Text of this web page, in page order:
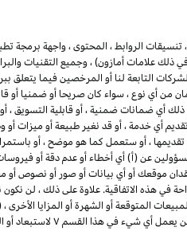
الروابط ، المحتوى ، واجهة برمجة
ذلك علامات أمازون) ، وجميع التقنيات
التابعة لنا أو المرخصين فيما يتعلق
أي نوع ، سواء كان صريحا أو ضمنيا أو
ضمانات ضمنية ، أو قابلية التسويق ، أو
تقديم أي خدمة ، أو قد نغير طبيعة أو
، أو ستعمل كما هو موضح ، أو
عن (أ) أي أخطاء أو عدم دقة أو
موقعك أو أي بيانات أو صور أو
الاتفاقية. علاوة على ذلك ، لن
المتوقعة أو الشهرة أو المزايا
بمشاركتك في برنامج المشاركين ،